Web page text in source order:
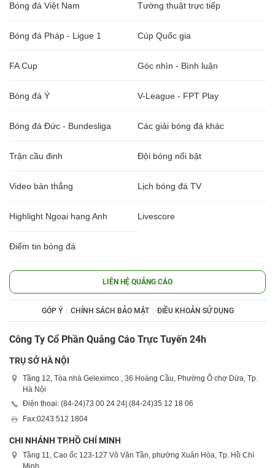
Bóng đá Việt Nam Tường thuật trực tiếp
Bóng đá Pháp - Ligue 1 Cúp Quốc gia
FA Cup Góc nhìn - Bình luận
Bóng đá Ý V-League - FPT Play
Bóng đá Đức - Bundesliga Các giải bóng đá khác
Trận cầu đinh Đội bóng nổi bật
Video bàn thắng Lịch bóng đá TV
Highlight Ngoại hạng Anh Livescore
Điểm tin bóng đá
LIÊN HỆ QUẢNG CÁO
GÓP Ý CHÍNH SÁCH BẢO MẬT ĐIỀU KHOẢN SỬ DỤNG
Công Ty Cổ Phần Quảng Cáo Trực Tuyến 24h
TRỤ SỞ HÀ NỘI
Tầng 12, Tòa nhà Geleximco , 36 Hoàng Cầu, Phường Ô chợ Dừa, Tp.
Hà Nội
Điện thoại: (84-24)73 00 24 24 | (84-24)35 12 18 06
Fax:0243 512 1804
CHI NHÁNH TP.HỒ CHÍ MINH
Tầng 11, Cao ốc 123-127 Võ Văn Tần, phường Xuân Hòa, Tp. Hồ Chí